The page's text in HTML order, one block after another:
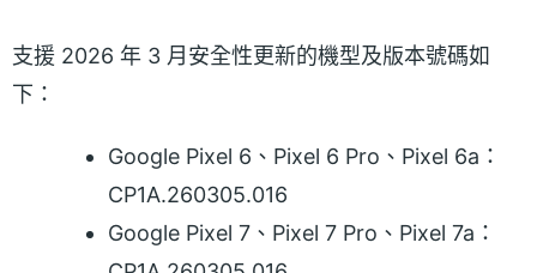
支援 2026 年 3 月安全性更新的機型及版本號碼如
下：
Google Pixel 6、Pixel 6 Pro、Pixel 6a：
CP1A.260305.016
Google Pixel 7、Pixel 7 Pro、Pixel 7a：